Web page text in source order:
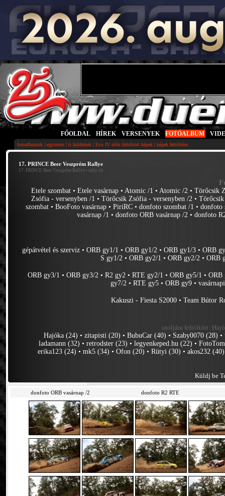
FŐOLDAL HÍREK VERSENYEK FOTÓALBUM
fotoalbumok | egysoros | ti küldtétek | Evo IV előtt feltöltött képek | képek feltöltése
17. PRINCE Beer Veszprém Rallye
17. PRINCE Beer Veszprém Rallye • rally ob
Etele szombat •Etele vasárnap •Atomic /1 •Atomic /2 •Törőcsik
Zsófia - versenyben /1 •Törőcsik Zsófia - versenyben /2 •
szombat •BooFoto vasárnap •PiriRC •donfoto szombat /1 •donfoto
vasárnap /1 •donfoto ORB vasárnap /2 •donfoto
gépátvétel és szerviz •ORB gy1/1 •ORB gy1/2 •ORB gy1/3 •ORB
S gy1/2 •ORB gy2/1 •ORB gy2/2 •ORB
ORB gy3/1 •ORB gy3/2 •R2 gy2 •RTE gy2/1 •ORB gy5/1 •ORB
gy7/2 •RTE gy5 •ORB gy9 •
Kakuszi - Fiesta S2000 •Team Bútor
utoljára feltöltött:
Hajóka (24) •zitapisti (20) •BubuCar (40) • Szaby0070 (28) •
ladamann (32) •retrodster (23) •legyenkeped.hu (22) •
erika123 (24) •mk5 (34) •Ofon (20) •Rütyi (30) •akos232 (40)
Küldj be
donfoto ORB vasárnap /2 donfoto R2 RTE